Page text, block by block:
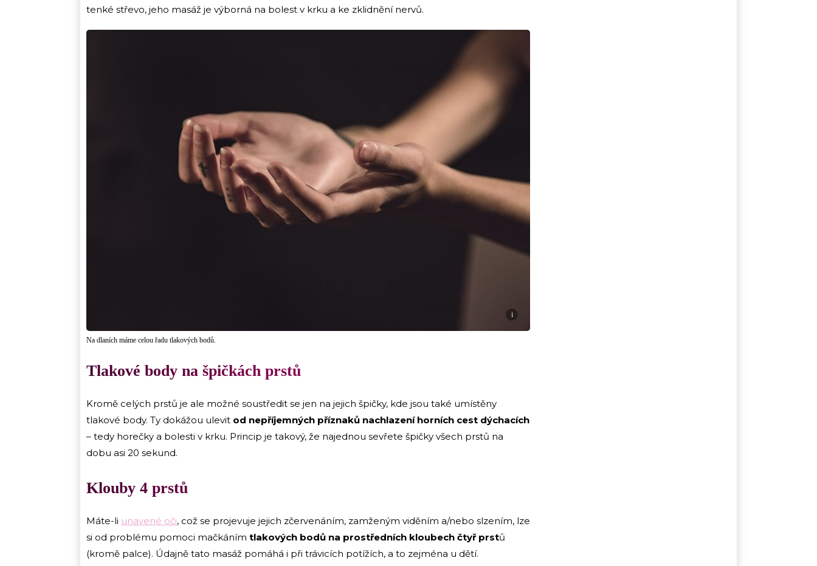
tenké střevo, jeho masáž je výborná na bolest v krku a ke zklidnění nervů.
i
Na dlaních máme celou řadu tlakových bodů.
Tlakové body na špičkách prstů
Kromě celých prstů je ale možné soustředit se jen na jejich špičky, kde jsou také umístěny
tlakové body. Ty dokážou ulevit od nepříjemných příznaků nachlazení horních cest dýchacích
– tedy horečky a bolesti v krku. Princip je takový, že najednou sevřete špičky všech prstů na
dobu asi 20 sekund.
Klouby 4 prstů
Máte-li unavené oči, což se projevuje jejich zčervenáním, zamženým viděním a/nebo slzením, lze
si od problému pomoci mačkáním tlakových bodů na prostředních kloubech čtyř prstů
(kromě palce). Údajně tato masáž pomáhá i při trávicích potížích, a to zejména u dětí.